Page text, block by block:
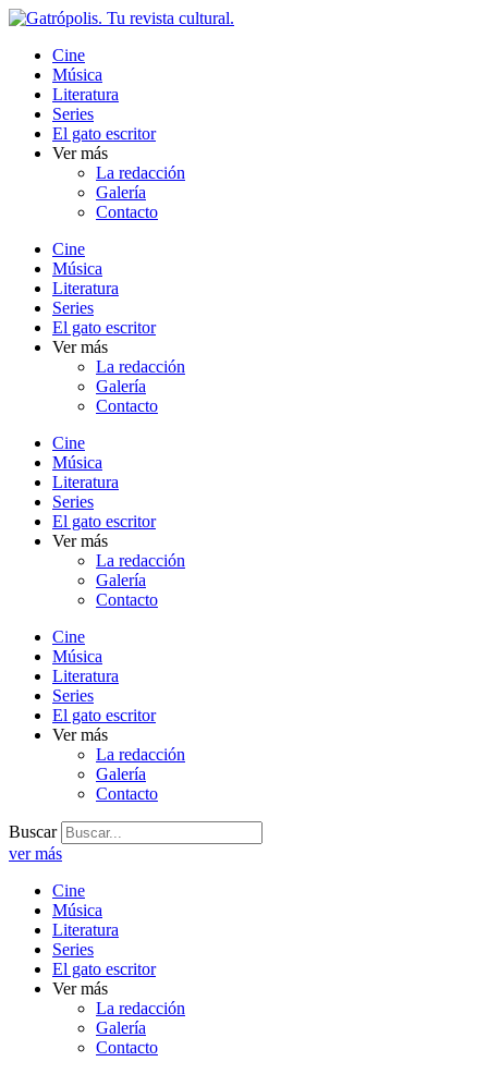
Ir
contenido
Cine
Música
Literatura
Series
El gato escritor
Ver más
La redacción
Galería
Contacto
Cine
Música
Literatura
Series
El gato escritor
Ver más
La redacción
Galería
Contacto
Cine
Música
Literatura
Series
El gato escritor
Ver más
La redacción
Galería
Contacto
Cine
Música
Literatura
Series
El gato escritor
Ver más
La redacción
Galería
Contacto
Buscar
ver más
Cine
Música
Literatura
Series
El gato escritor
Ver más
La redacción
Galería
Contacto